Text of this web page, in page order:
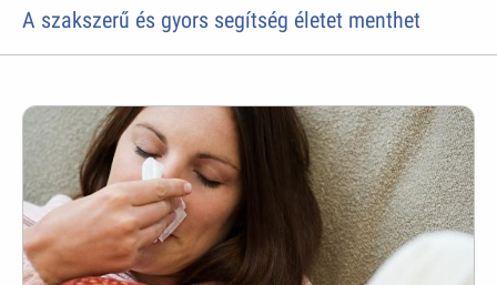
A szakszerű és gyors segítség életet menthet